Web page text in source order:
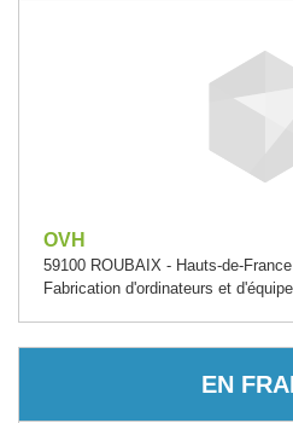
OVH
59100 ROUBAIX - Hauts-de-France
Fabrication d'ordinateurs et
EN